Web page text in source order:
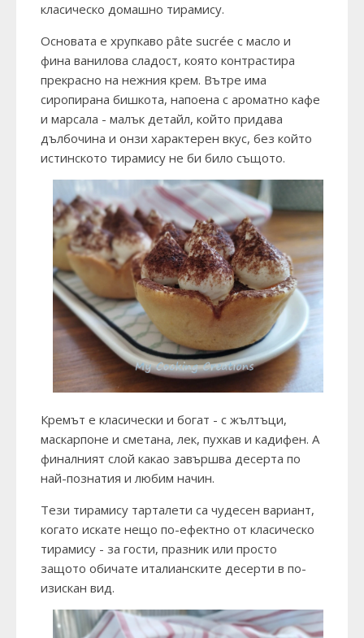
класическо домашно тирамису.
Основата е хрупкаво pâte sucrée с масло и
фина ванилова сладост, която контрастира
прекрасно на нежния крем. Вътре има
сиропирана бишкота, напоена с ароматно кафе
и марсала - малък детайл, който придава
дълбочина и онзи характерен вкус, без който
истинското тирамису не би било същото.
Кремът е класически и богат - с жълтъци,
маскарпоне и сметана, лек, пухкав и кадифен. А
финалният слой какао завършва десерта по
най-познатия и любим начин.
Тези тирамису тарталети са чудесен вариант,
когато искате нещо по-ефектно от класическо
тирамису - за гости, празник или просто
защото обичате италианските десерти в по-
изискан вид.